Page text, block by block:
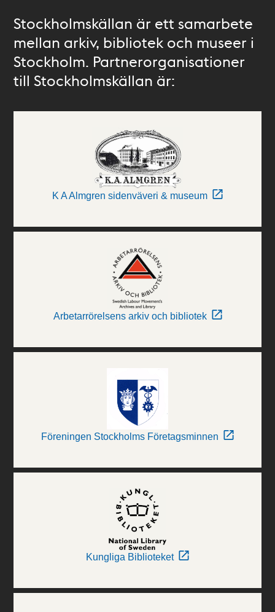
Stockholmskällan är ett samarbete
mellan arkiv, bibliotek och museer i
Stockholm. Partnerorganisationer
till Stockholmskällan är:
K A Almgren sidenväveri & museum
Arbetarrörelsens arkiv och bibliotek
Föreningen Stockholms Företagsminnen
Kungliga Biblioteket